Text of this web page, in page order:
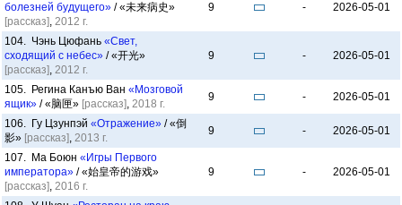
болезней будущего» / «未来病史»
[рассказ], 2012 г.
9 - 2026-05-01
104. Чэнь Цюфань «Свет,
сходящий с небес» / «开光»
[рассказ], 2012 г.
9 - 2026-05-01
105. Регина Канъю Ван «Мозговой
ящик» / «脑匣» [рассказ], 2018 г.
9 - 2026-05-01
106. Гу Цзунпэй «Отражение» / «倒
影» [рассказ], 2013 г.
9 - 2026-05-01
107. Ма Боюн «Игры Первого
императора» / «始皇帝的游戏»
[рассказ], 2016 г.
9 - 2026-05-01